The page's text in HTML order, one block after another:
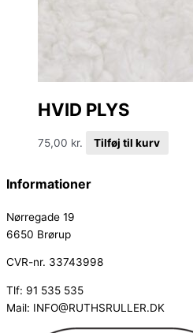
HVID PLYS
75,00 kr. Tilføj til kurv
Informationer
Nørregade 19
6650 Brørup
CVR-nr. 33743998
Tlf: 91 535 535
Mail: INFO@RUTHSRULLER.DK